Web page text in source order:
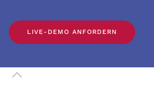
LIVE-DEMO ANFORDERN